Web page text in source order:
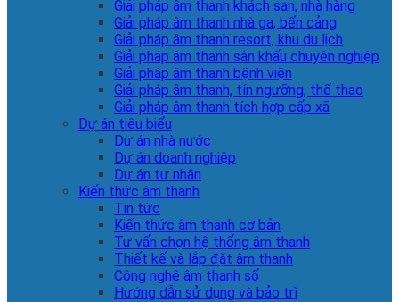
Giải pháp âm thanh khách sạn, nhà hàng
Giải pháp âm thanh nhà ga, bến cảng
Giải pháp âm thanh resort, khu du lịch
Giải pháp âm thanh sân khấu chuyên nghiệp
Giải pháp âm thanh bệnh viện
Giải pháp âm thanh, tín ngưỡng, thể thao
Giải pháp âm thanh tích hợp cấp xã
Dự án tiêu biểu
Dự án nhà nước
Dự án doanh nghiệp
Dự án tư nhân
Kiến thức âm thanh
Tin tức
Kiến thức âm thanh cơ bản
Tư vấn chọn hệ thống âm thanh
Thiết kế và lắp đặt âm thanh
Công nghệ âm thanh số
Hướng dẫn sử dụng và bảo trì